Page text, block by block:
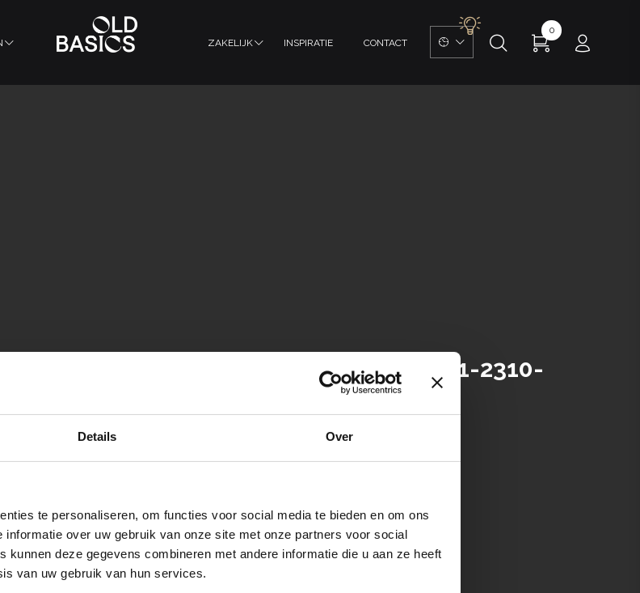
Details Over
te personaliseren, om functies voor social media te bieden en om ons
over uw gebruik van onze site met onze partners voor social
kunnen deze gegevens combineren met andere informatie die u aan ze heeft
van uw gebruik van hun services.
ZAKELIJK INSPIRATIE CONTACT
0
Linnenkast Avigne 2-Minty Morning | 1-2310-
VIND ALTERNATIEF